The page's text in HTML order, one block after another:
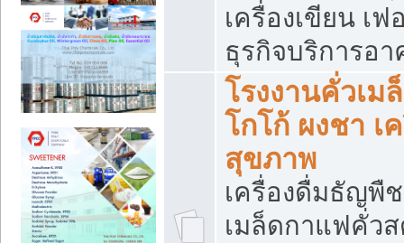
เครื่องเขียน เ
ธุรกิจบริการอ
โรงงานคั่วเม
โกโก้ ผงชา เ
สุขภาพ
เครื่องดื่มธัญพื
เมล็ดกาแฟคั่ว